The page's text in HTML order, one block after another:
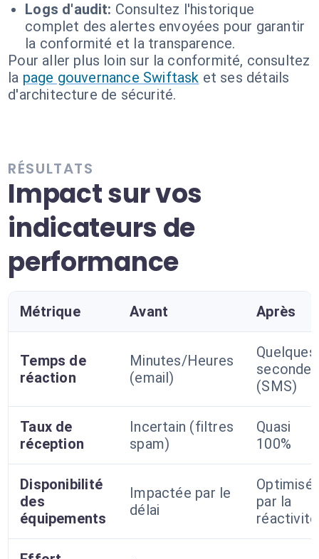
Logs d'audit: Consultez l'historique
complet des alertes envoyées pour garantir
la conformité et la transparence.
Pour aller plus loin sur la conformité, consultez
la page gouvernance Swiftask et ses détails
d'architecture de sécurité.
RÉSULTATS
Impact sur vos
indicateurs de
performance
Métrique Avant Après
Temps de
réaction
Minutes/Heures
(email)
Quelques
secondes
(SMS)
Taux de
réception
Incertain (filtres
spam)
Quasi
100%
Disponibilité
des
équipements
Impactée par le
délai
par la
réactivité